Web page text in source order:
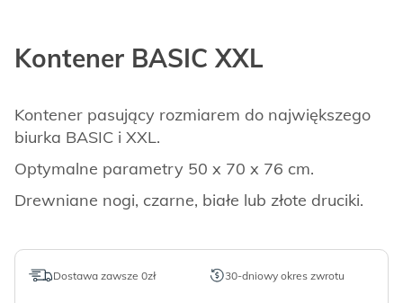
Kontener BASIC XXL
Kontener pasujący rozmiarem do największego
biurka BASIC i XXL.
Optymalne parametry 50 x 70 x 76 cm.
Drewniane nogi, czarne, białe lub złote druciki.
Dostawa zawsze 0zł 30-dniowy okres zwrotu